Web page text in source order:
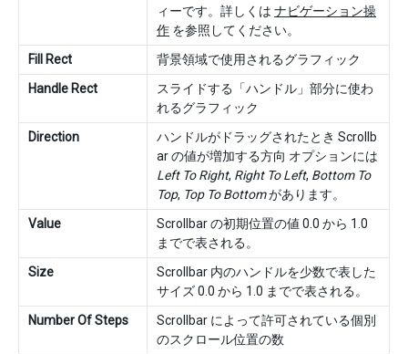
ィーです。詳しくは ナビゲーション操
作 を参照してください。
Fill Rect
背景領域で使用されるグラフィック
Handle Rect
スライドする「ハンドル」部分に使わ
れるグラフィック
Direction
ハンドルがドラッグされたとき Scrollb
ar の値が増加する方向 オプションには
Left To Right, Right To Left, Bottom To
Top, Top To Bottomがあります。
Value
Scrollbar の初期位置の値 0.0 から 1.0
までで表される。
Size
Scrollbar 内のハンドルを少数で表した
サイズ 0.0 から 1.0 までで表される。
Number Of Steps
Scrollbar によって許可されている個別
のスクロール位置の数